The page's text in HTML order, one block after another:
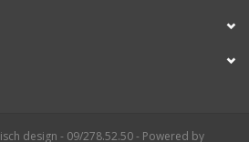
design - 09/278.52.50 - Powered by